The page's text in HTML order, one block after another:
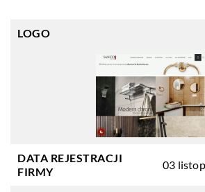
LOGO
DATA REJESTRACJI
FIRMY
03